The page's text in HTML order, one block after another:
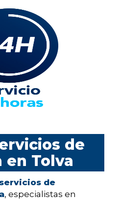
de
Tolva
servicios de
, especialistas en